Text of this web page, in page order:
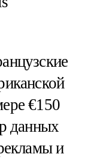
€150
данных
и